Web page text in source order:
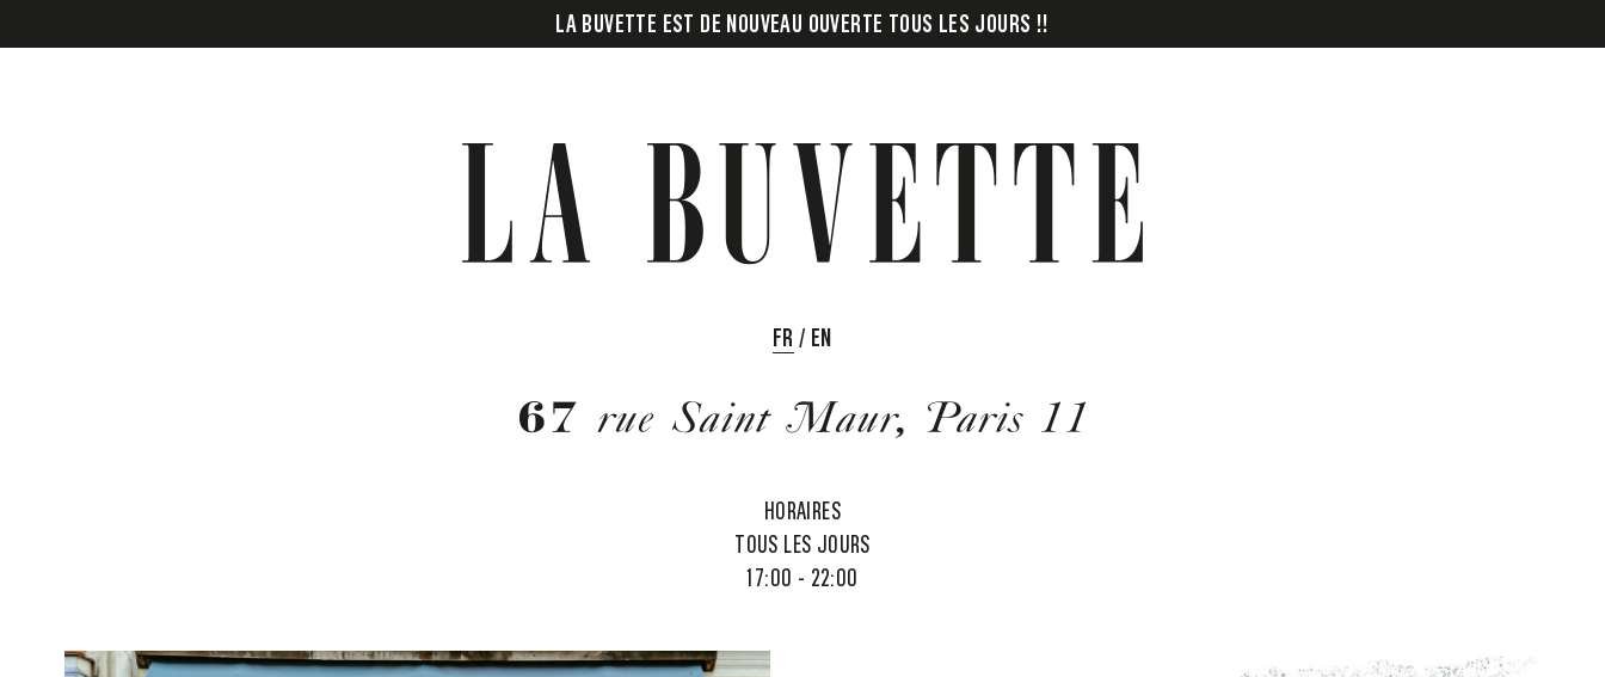
LA BUVETTE EST DE NOUVEAU OUVERTE TOUS LES JOURS !!
FR / EN
HORAIRES
TOUS LES JOURS
17:00 - 22:00